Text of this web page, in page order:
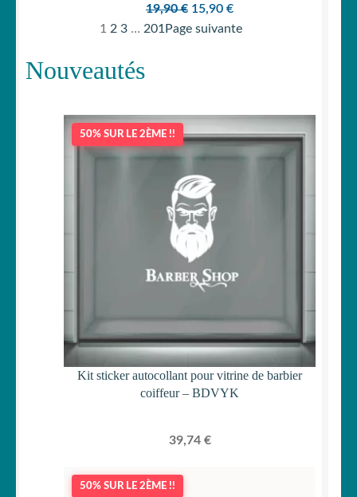
19,90€ Le
prix
15,90 €Le
prix
1 2 3 … 201 Page suivante
Nouveautés
50% SUR LE 2ÈME !!
Kit sticker autocollant pour vitrine de barbier
coiffeur – BDVYK
39,74 €
50% SUR LE 2ÈME !!